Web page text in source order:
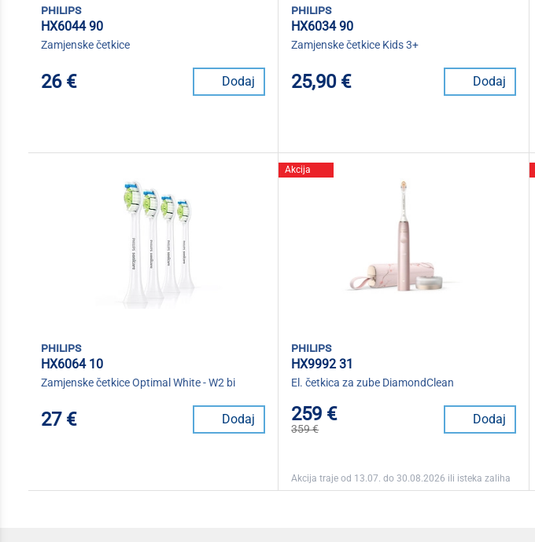
philips
HX6044 90
Zamjenske četkice
26 € Dodaj
philips
HX6034 90
Zamjenske četkice Kids 3+
25,90 € Dodaj
philips
HX6064 10
Zamjenske četkice Optimal White - W2 bi
27 € Dodaj
Akcija
philips
HX9992 31
El. četkica za zube DiamondClean
259 €
359 €
Dodaj
Akcija traje od 13.07. do 30.08.2026 ili isteka zaliha